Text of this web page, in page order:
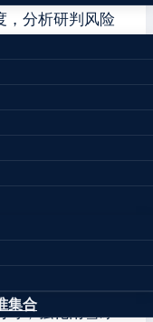
集合
，分析研判风险
落实落细各项
企业复产高
加碰头的特殊
持企业复工复
产方案，全面排
场、大型综合
开业经营单位，
行业领域安全
委办职能作用，
风险分析，加大
码头渡口等执法
，强化雨雪冰